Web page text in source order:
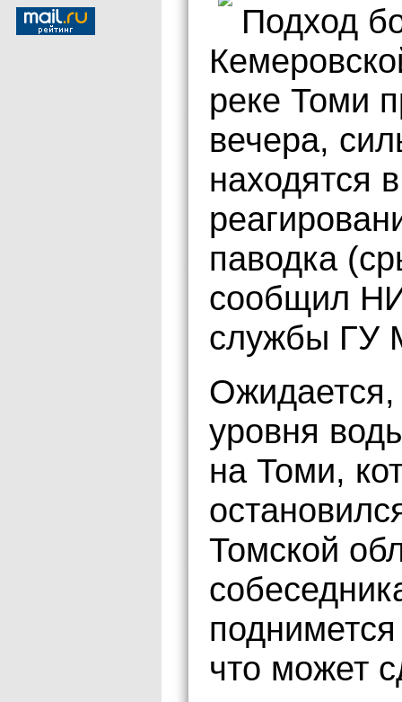
Подход
реке Томи
вечера,
находятся
паводка
сообщил
службы ГУ
уровня
на Томи,
Томской
что может